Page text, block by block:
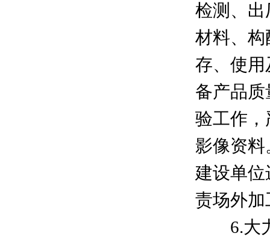
检测、
材料、
存、使
备产品
验工作
影像资
建设单
责场外
6.大力